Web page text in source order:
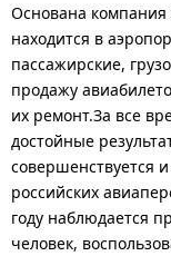
Основана компания
находится в
пассажирские,
продажу
их ремонт.За все
достойные
совершенствуется
российских
году наблюдается
человек,